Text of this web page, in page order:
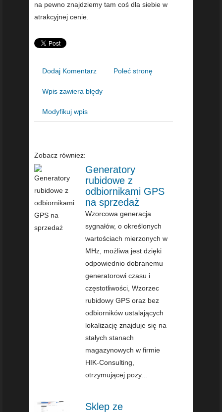
na pewno znajdziemy tam coś dla siebie w
atrakcyjnej cenie.
Dodaj Komentarz Poleć stronę
Wpis zawiera błędy
Modyfikuj wpis
Zobacz również:
Generatory
rubidowe z
odbiornikami GPS
na sprzedaż
Wzorcowa generacja
sygnałów, o określonych
wartościach mierzonych w
MHz, możliwa jest dzięki
odpowiednio dobranemu
generatorowi czasu i
częstotliwości, Wzorzec
rubidowy GPS oraz bez
odbiorników ustalających
lokalizację znajduje się na
stałych stanach
magazynowych w firmie
HIK-Consulting,
otrzymującej pozy...
Sklep ze